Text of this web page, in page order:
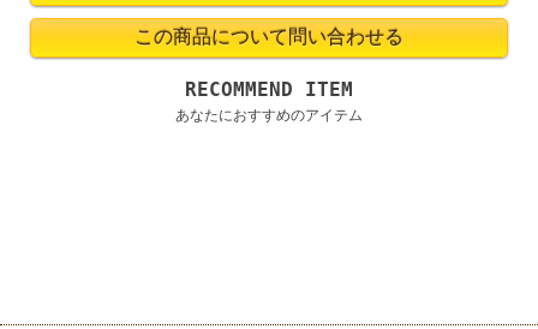
RECOMMEND ITEM
あなたにおすすめのアイテム